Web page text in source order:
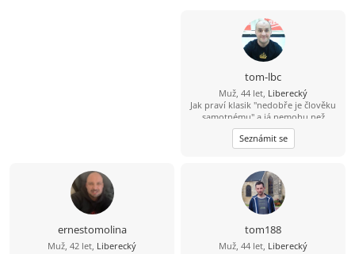
tom-lbc
Muž, 44 let, Liberecký
Jak praví klasik "nedobře je člověku
samotnému" a já nemohu než
souhlasit. Hledám fajn Liberečandu,
ideálně veselou baculku co ráda
vaří/peče, neb já rád jím :-D A teď
ani lacinou pracovní silou, ale chci
být ženě přínosem svou společností.
Rád bych ideálně ženu se vším
všudy, ale jsem vděčen i za "pouhé"
Seznámit se
ernestomolina
Muž, 42 let, Liberecký
tom188
Muž, 44 let, Liberecký